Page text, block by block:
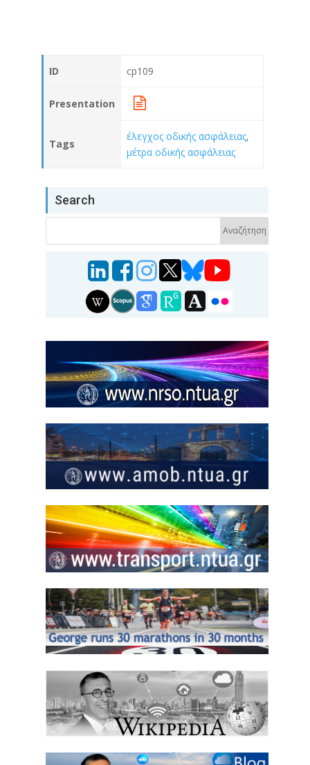
ID cp109
Presentation
Tags
έλεγχος οδικής ασφάλειας,
μέτρα οδικής ασφάλειας
Search